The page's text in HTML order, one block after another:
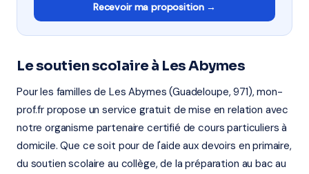
Recevoir ma proposition →
Le soutien scolaire à Les Abymes
Pour les familles de Les Abymes (Guadeloupe, 971), mon-
prof.fr propose un service gratuit de mise en relation avec
notre organisme partenaire certifié de cours particuliers à
domicile. Que ce soit pour de l'aide aux devoirs en primaire,
du soutien scolaire au collège, de la préparation au bac au